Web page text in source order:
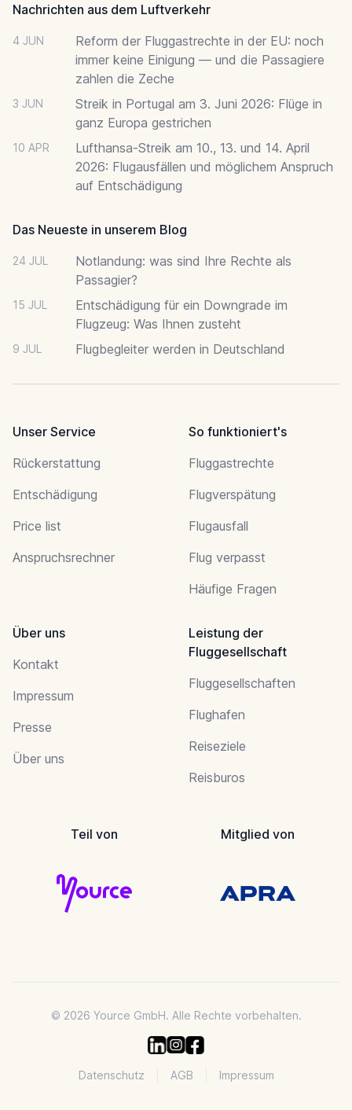
Nachrichten aus dem Luftverkehr
4 JUN
Reform der Fluggastrechte in der EU: noch
immer keine Einigung — und die Passagiere
zahlen die Zeche
3 JUN
Streik in Portugal am 3. Juni 2026: Flüge in
ganz Europa gestrichen
10 APR
Lufthansa-Streik am 10., 13. und 14. April
2026: Flugausfällen und möglichem Anspruch
auf Entschädigung
Das Neueste in unserem Blog
24 JUL
Notlandung: was sind Ihre Rechte als
Passagier?
15 JUL
Entschädigung für ein Downgrade im
Flugzeug: Was Ihnen zusteht
9 JUL Flugbegleiter werden in Deutschland
Unser Service
Rückerstattung
Entschädigung
Price list
Anspruchsrechner
So funktioniert's
Fluggastrechte
Flugverspätung
Flugausfall
Flug verpasst
Häufige Fragen
Über uns
Kontakt
Impressum
Presse
Über uns
Leistung der
Fluggesellschaft
Fluggesellschaften
Flughafen
Reiseziele
Reisburos
Teil von Mitglied von
© 2026 Yource GmbH. Alle Rechte vorbehalten.
Datenschutz AGB Impressum